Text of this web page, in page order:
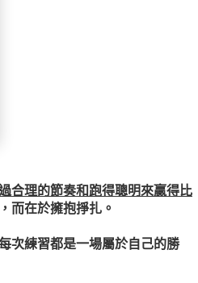
合理的節奏和跑得聰明來贏得比
而在於擁抱掙扎。
次練習都是一場屬於自己的勝